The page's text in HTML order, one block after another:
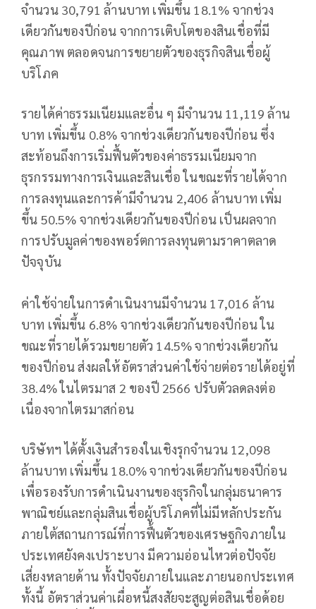
จำนวน 30,791 ล้านบาท เพิ่มขึ้น 18.1% จากช่วง
เดียวกันของปีก่อน จากการเติบโตของสินเชื่อที่มี
คุณภาพ ตลอดจนการขยายตัวของธุรกิจสินเชื่อผู้
บริโภค
รายได้ค่าธรรมเนียมและอื่น ๆ มีจำนวน 11,119 ล้าน
บาท เพิ่มขึ้น 0.8% จากช่วงเดียวกันของปีก่อน ซึ่ง
สะท้อนถึงการเริ่มฟื้นตัวของค่าธรรมเนียมจาก
ธุรกรรมทางการเงินและสินเชื่อ ในขณะที่รายได้จาก
การลงทุนและการค้ามีจำนวน 2,406 ล้านบาท เพิ่ม
ขึ้น 50.5% จากช่วงเดียวกันของปีก่อน เป็นผลจาก
การปรับมูลค่าของพอร์ตการลงทุนตามราคาตลาด
ปัจจุบัน
ค่าใช้จ่ายในการดำเนินงานมีจำนวน 17,016 ล้าน
บาท เพิ่มขึ้น 6.8% จากช่วงเดียวกันของปีก่อน ใน
ขณะที่รายได้รวมขยายตัว 14.5% จากช่วงเดียวกัน
ของปีก่อน ส่งผลให้อัตราส่วนค่าใช้จ่ายต่อรายได้อยู่ที่
38.4% ในไตรมาส 2 ของปี 2566 ปรับตัวลดลงต่อ
เนื่องจากไตรมาสก่อน
บริษัทฯ ได้ตั้งเงินสำรองในเชิงรุกจำนวน 12,098
ล้านบาท เพิ่มขึ้น 18.0% จากช่วงเดียวกันของปีก่อน
เพื่อรองรับการดำเนินงานของธุรกิจในกลุ่มธนาคาร
พาณิชย์และกลุ่มสินเชื่อผู้บริโภคที่ไม่มีหลักประกัน
ภายใต้สถานการณ์ที่การฟื้นตัวของเศรษฐกิจภายใน
ประเทศยังคงเปราะบาง มีความอ่อนไหวต่อปัจจัย
เสี่ยงหลายด้าน ทั้งปัจจัยภายในและภายนอกประเทศ
ทั้งนี้ อัตราส่วนค่าเผื่อหนี้สงสัยจะสูญต่อสินเชื่อด้อย